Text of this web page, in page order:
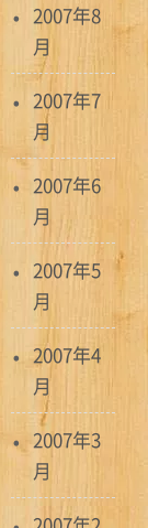
2007年8
月
2007年7
月
2007年6
月
2007年5
月
2007年4
月
2007年3
月